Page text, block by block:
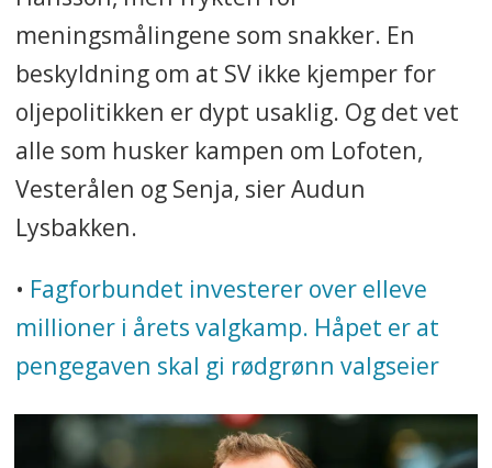
meningsmålingene som snakker. En
beskyldning om at SV ikke kjemper for
oljepolitikken er dypt usaklig. Og det vet
alle som husker kampen om Lofoten,
Vesterålen og Senja, sier Audun
Lysbakken.
• Fagforbundet investerer over elleve
millioner i årets valgkamp. Håpet er at
pengegaven skal gi rødgrønn valgseier